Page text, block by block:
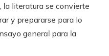
la literatura se convierte
y prepararse para lo
general para la